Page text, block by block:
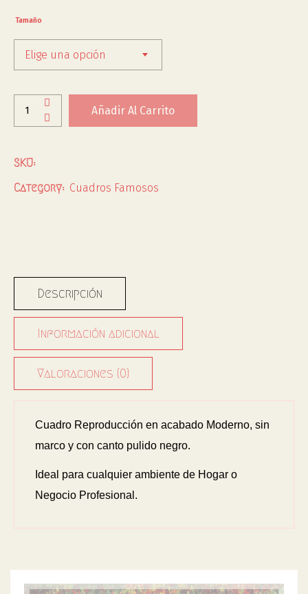
Tamaño
Elige una opción
Añadir Al Carrito
SKU:
Category: Cuadros Famosos
Descripción
Información adicional
Valoraciones (0)
Cuadro Reproducción en acabado Moderno, sin
marco y con canto pulido negro.
Ideal para cualquier ambiente de Hogar o
Negocio Profesional.